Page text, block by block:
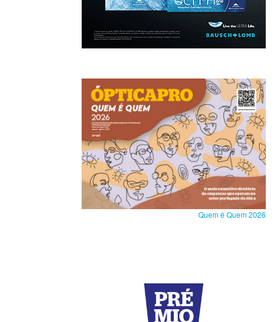
Quem é Quem 2026